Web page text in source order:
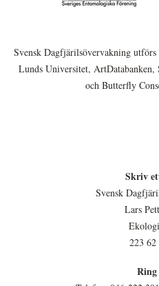
Svensk Dagfjärilsövervakning
Lunds Universitet,
och Butterfly
Skriv
Svensk
Lars
223
Ring